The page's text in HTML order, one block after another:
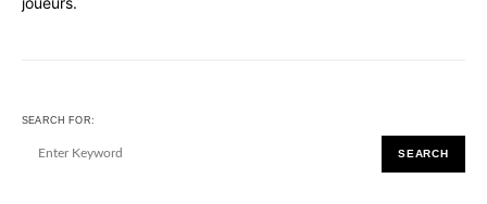
SEARCH FOR:
SEARCH